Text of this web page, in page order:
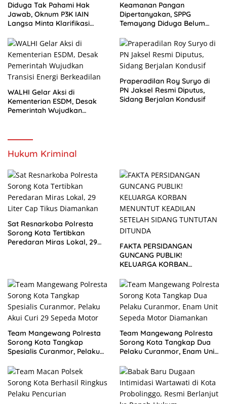
Diduga Tak Pahami Hak
Jawab, Oknum P3K IAIN
Langsa Minta Klarifikasi
Keamanan Pangan
Dipertanyakan, SPPG
Temayang Diduga Belum
WALHI Gelar Aksi di
Kementerian ESDM, Desak
Pemerintah Wujudkan
Praperadilan Roy Suryo di
PN Jaksel Resmi Diputus,
Sidang Berjalan Kondusif
Hukum Kriminal
Sat Resnarkoba Polresta
Sorong Kota Tertibkan
Peredaran Miras Lokal, 29
FAKTA PERSIDANGAN
GUNCANG PUBLIK!
KELUARGA KORBAN
SETELAH SIDANG TUNTUTAN
DITUNDA
Team Mangewang Polresta
Sorong Kota Tangkap
Spesialis Curanmor, Pelaku
Team Mangewang Polresta
Sorong Kota Tangkap Dua
Pelaku Curanmor, Enam Unit